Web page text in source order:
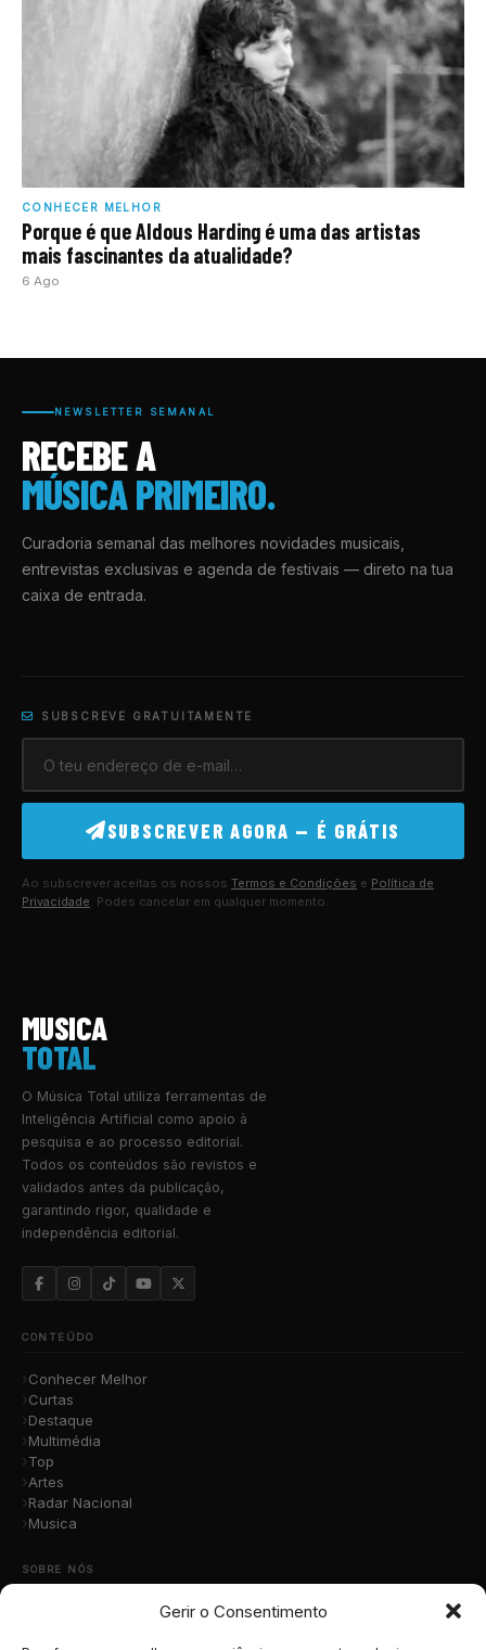
Gerir o Consentimento
CONHECER MELHOR
Porque é que Aldous Harding é uma das artistas
mais fascinantes da atualidade?
6 Ago
NEWSLETTER SEMANAL
RECEBE A
MÚSICA PRIMEIRO.
Curadoria semanal das melhores novidades musicais,
entrevistas exclusivas e agenda de festivais — direto na tua
caixa de entrada.
SUBSCREVE GRATUITAMENTE
SUBSCREVER AGORA — É GRÁTIS
Ao subscrever aceitas os nossos Termos e Condições e Política de
Privacidade. Podes cancelar em qualquer momento.
MUSICA
TOTAL
O Música Total utiliza ferramentas de
Inteligência Artificial como apoio à
pesquisa e ao processo editorial.
Todos os conteúdos são revistos e
validados antes da publicação,
garantindo rigor, qualidade e
independência editorial.
CONTEÚDO
Conhecer Melhor
Curtas
Destaque
Multimédia
Top
Artes
Radar Nacional
Musica
SOBRE NÓS